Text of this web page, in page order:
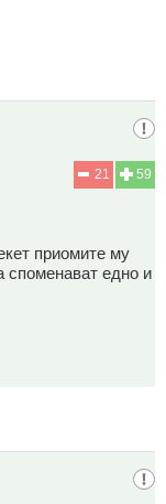
59
21
приомите му
споменават едно и